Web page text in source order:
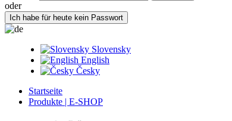
oder
Slovensky
English
Česky
Startseite
Produkte | E-SHOP